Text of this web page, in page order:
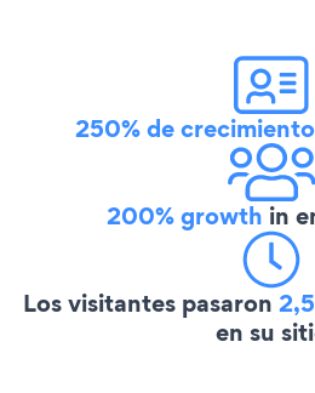
250% de crecimiento
200% growth in
Los visitantes pasaron
en su